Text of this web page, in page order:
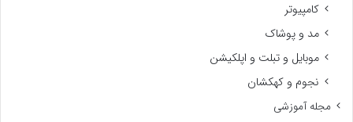
کامپیوتر
مد و پوشاک
موبایل و تبلت و اپلکیشن
نجوم و کهکشان
مجله آموزشی